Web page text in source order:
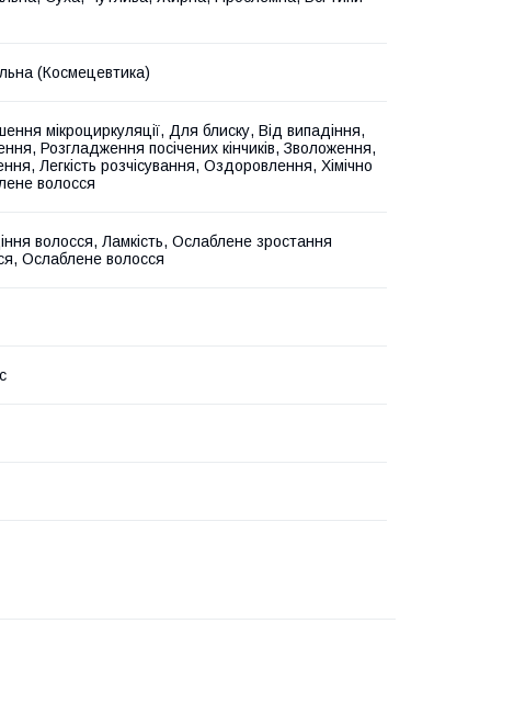
(Космецевтика)
мікроциркуляції, Для блиску, Від випадіння,
Розгладження посічених кінчиків, Зволоження,
Легкість розчісування, Оздоровлення, Хімічно
волосся
волосся, Ламкість, Ослаблене зростання
Ослаблене волосся